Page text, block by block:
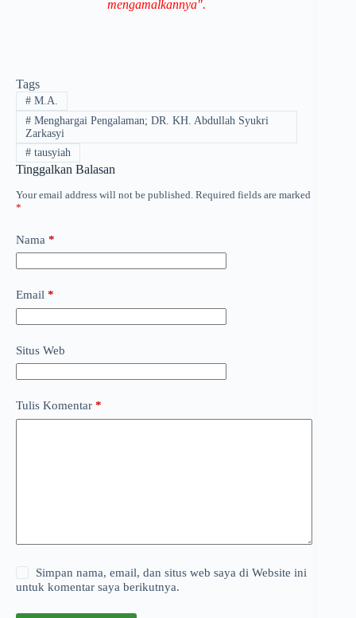
mengamalkannya".
Tags
#M.A.
#Menghargai Pengalaman; DR. KH. Abdullah Syukri
Zarkasyi
#tausyiah
Tinggalkan Balasan
Your email address will not be published. Required fields are marked
*
Nama *
Email *
Situs Web
Tulis Komentar *
Simpan nama, email, dan situs web saya di Website ini
untuk komentar saya berikutnya.